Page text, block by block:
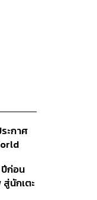
ะกาศ
ปีก่อน
นักเตะ